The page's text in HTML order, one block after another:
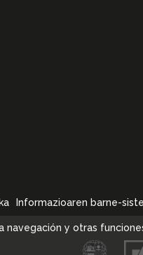
Informazioaren barne-
navegación y otras